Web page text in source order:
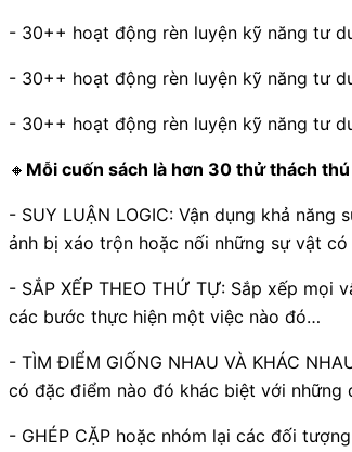
- 30++ hoạt động rèn luyện kỹ năng tư
- 30++ hoạt động rèn luyện kỹ năng tư
- 30++ hoạt động rèn luyện kỹ năng tư
🔸 Mỗi cuốn sách là hơn 30 thử thách
️- SUY LUẬN LOGIC: Vận dụng khả
ảnh bị xáo trộn hoặc nối những sự vật
️- SẮP XẾP THEO THỨ TỰ: Sắp xếp
các bước thực hiện một việc nào đó…
️- TÌM ĐIỂM GIỐNG NHAU VÀ KHÁC
có đặc điểm nào đó khác biệt với những
️- GHÉP CẶP hoặc nhóm lại các đối